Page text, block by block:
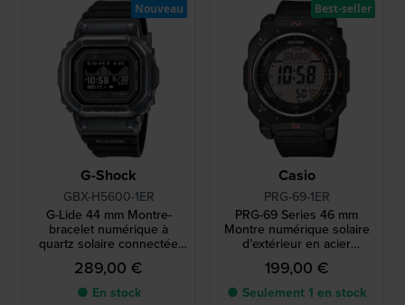
G-Shock
GBX-H5600-1ER
G-Lide 44 mm Montre-
bracelet numérique à
quartz solaire connectée
via Bluetooth avec
affichage MIP
289,00 €
● En stock
Nouveau
Casio
PRG-69-1ER
PRG-69 Series 46 mm
Montre numérique solaire
d’extérieur en acier
inoxydable et biosourcé.
199,00 €
● Seulement 1 en stock
Best-seller